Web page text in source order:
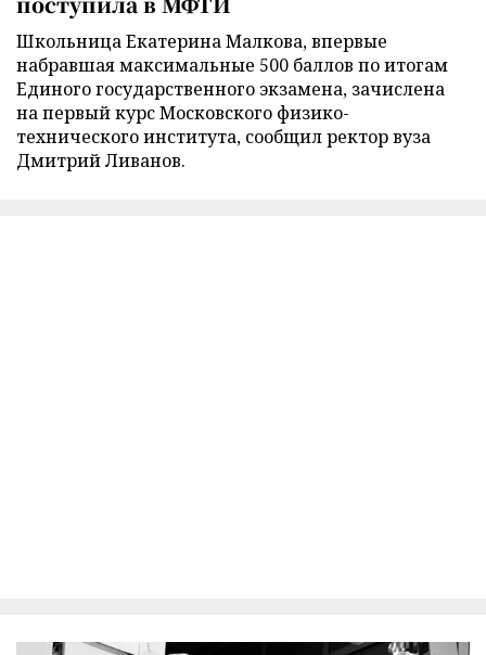
Школьница Екатерина Малкова, впервые
набравшая максимальные 500 баллов по итогам
Единого государственного экзамена, зачислена
на первый курс Московского физико-
технического института, сообщил ректор вуза
Дмитрий Ливанов.